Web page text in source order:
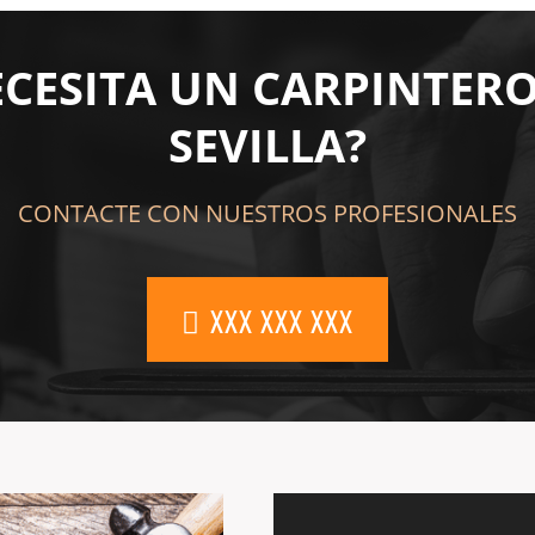
UN
SEVILLA?
CONTACTE CON NUESTROS PROFESIONALES
XXX XXX XXX